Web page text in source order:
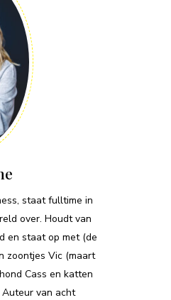
staat fulltime in
over. Houdt van
en staat op met (de
zoontjes Vic (maart
Cass en katten
van acht